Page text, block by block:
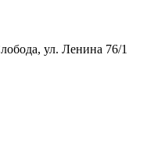
ул. Ленина 76/1